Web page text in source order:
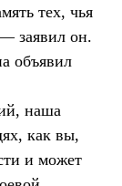
тех, чья
заявил он.
объявил
наша
как вы,
и может